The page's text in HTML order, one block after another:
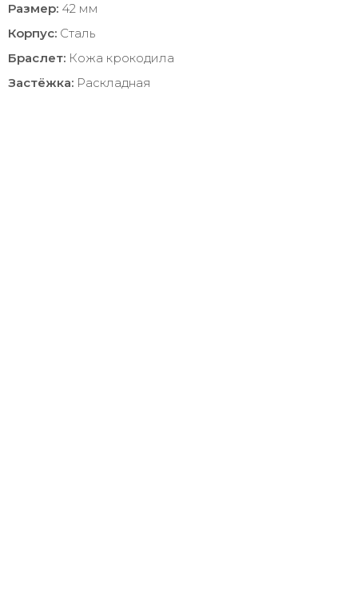
Размер: 42 мм
Корпус: Сталь
Браслет: Кожа крокодила
Застёжка: Раскладная